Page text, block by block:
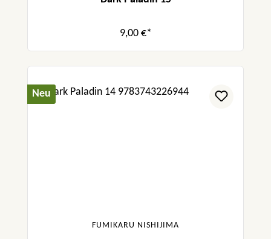
9,00 €*
Neu
FUMIKARU NISHIJIMA